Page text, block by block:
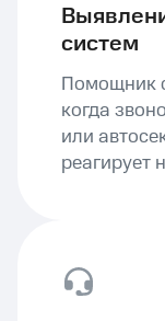
систем
Помощник
когда
или
реагирует